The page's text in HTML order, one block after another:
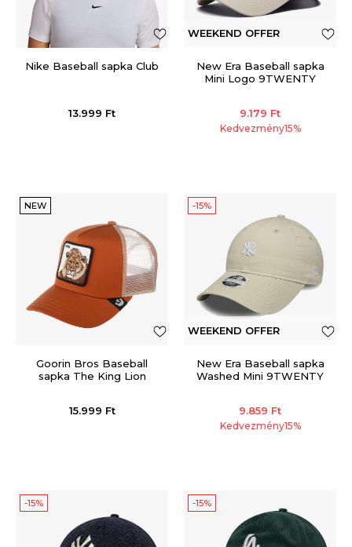
Nike Baseball sapka Club
13.999 Ft
WEEKEND OFFER
New Era Baseball sapka
Mini Logo 9TWENTY
9.179 Ft
Kedvezmény15%
NEW
Goorin Bros Baseball
sapka The King Lion
15.999 Ft
-15%
WEEKEND OFFER
New Era Baseball sapka
Washed Mini 9TWENTY
9.859 Ft
Kedvezmény15%
-15% -15%